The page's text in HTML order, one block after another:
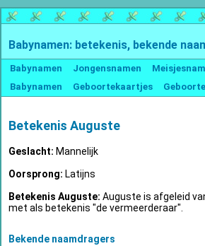
Babynamen: betekenis, bekende
Babynamen Jongensnamen
Babynamen
Geboortekaartjes
Betekenis Auguste
Geslacht: Mannelijk
Oorsprong: Latijns
Betekenis Auguste: Auguste is afgeleid
met als betekenis "de vermeerderaar".
Bekende naamdragers